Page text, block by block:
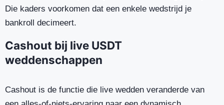
Die kaders voorkomen dat een enkele wedstrijd je
bankroll decimeert.
Cashout bij live USDT
weddenschappen
Cashout is de functie die live wedden veranderde van